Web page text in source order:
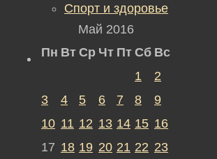
Спорт и здоровье
Май 2016
Пн Вт Ср Чт Пт Сб Вс
1
2
3
4 5 6 7 8
9
10 11 12 13 14 15 16
17 18 19 20 21 22 23